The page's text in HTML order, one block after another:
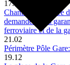
17.03
Chantier de la gare
demandent des
ferroviaire et de la
21.02
Périmètre Pôle
19.12